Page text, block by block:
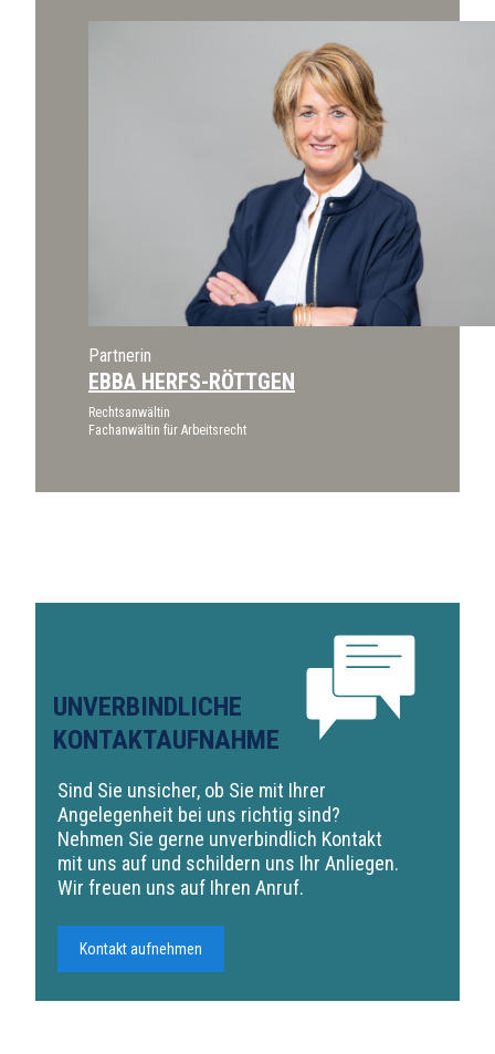
Partnerin
EBBA HERFS-RÖTTGEN
Rechtsanwältin
Fachanwältin für Arbeitsrecht
UNVERBINDLICHE
KONTAKTAUFNAHME
Sind Sie unsicher, ob Sie mit Ihrer
Angelegenheit bei uns richtig sind?
Nehmen Sie gerne unverbindlich Kontakt
mit uns auf und schildern uns Ihr Anliegen.
Wir freuen uns auf Ihren Anruf.
Kontakt aufnehmen